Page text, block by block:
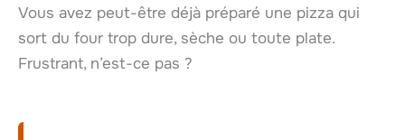
Vous avez peut-être déjà préparé une pizza qui
sort du four trop dure, sèche ou toute plate.
Frustrant, n’est-ce pas ?